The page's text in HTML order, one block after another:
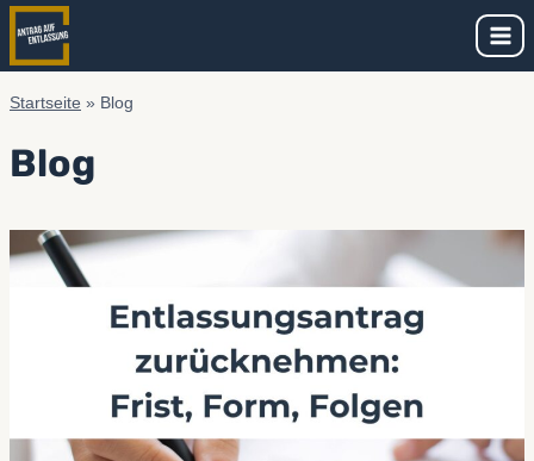
Zum
Inhalt
Startseite » Blog
Blog